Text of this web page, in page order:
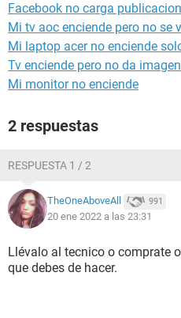
Facebook no carga
Mi tv aoc enciende pero no se
Mi laptop acer no enciende
Tv enciende pero no da
Mi monitor no enciende
2 respuestas
RESPUESTA 1 / 2
TheOneAboveAll 991
20 ene 2022 a las 23:31
Llévalo al tecnico o comprate
que debes de hacer.